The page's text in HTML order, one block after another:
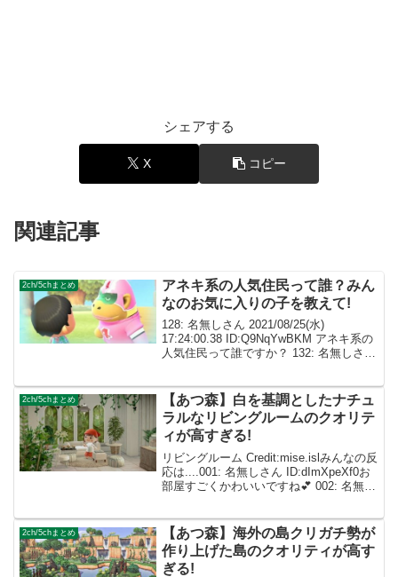
シェアする
X コピー
関連記事
2ch/5chまとめ
アネキ系の人気住民って誰？みん
なのお気に入りの子を教えて!
128: 名無しさん 2021/08/25(水)
17:24:00.38 ID:Q9NqYwBKM アネキ系の
人気住民って誰ですか？ 132: 名無しさん
2ch/5chまとめ
【あつ森】白を基調としたナチュ
ラルなリビングルームのクオリテ
ィが高すぎる!
リビングルーム Credit:mise.islみんなの反
応は....001: 名無しさん ID:dImXpeXf0お
部屋すごくかわいいですね💕 002: 名無し
2ch/5chまとめ
【あつ森】海外の島クリガチ勢が
作り上げた島のクオリティが高す
ぎる!